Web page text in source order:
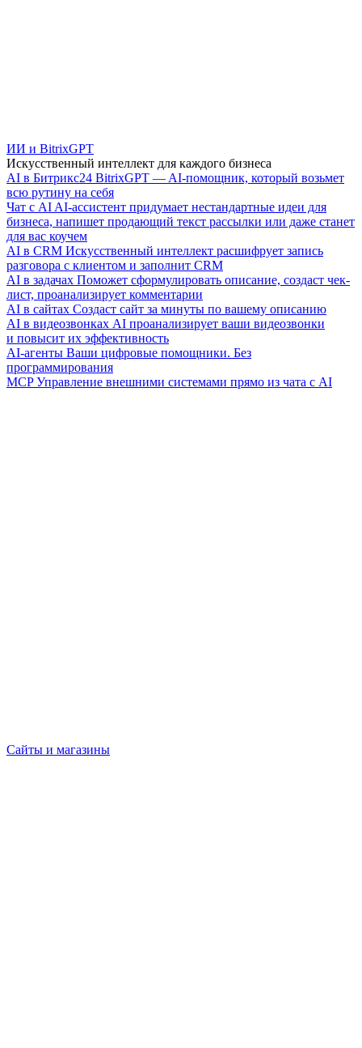
ИИ и BitrixGPT
Искусственный интеллект для каждого бизнеса
AI в Битрикс24 BitrixGPT — AI-помощник, который возьмет
всю рутину на себя
Чат с AI AI-ассистент придумает нестандартные идеи для
бизнеса, напишет продающий текст рассылки или даже станет
для вас коучем
AI в CRM Искусственный интеллект расшифрует запись
разговора с клиентом и заполнит CRM
AI в задачах Поможет сформулировать описание, создаст чек-
лист, проанализирует комментарии
AI в сайтах Создаст сайт за минуты по вашему описанию
AI в видеозвонках AI проанализирует ваши видеозвонки
и повысит их эффективность
AI-агенты Ваши цифровые помощники. Без
программирования
MCP Управление внешними системами прямо из чата с AI
Сайты и магазины